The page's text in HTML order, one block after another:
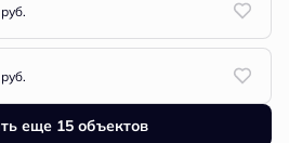
еще 15 объектов